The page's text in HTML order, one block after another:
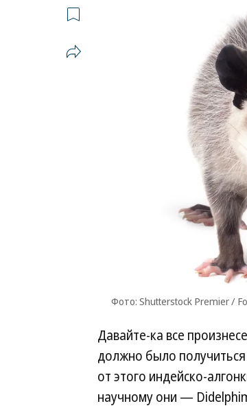
Фото: Shutterstock Premier /
Давайте-ка все
должно было
от этого индейско-
научному они —